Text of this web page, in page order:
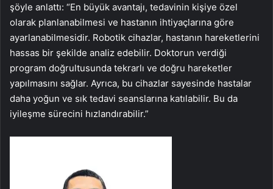
şöyle anlattı: “En büyük avantajı, tedavinin kişiye özel
olarak planlanabilmesi ve hastanın ihtiyaçlarına göre
ayarlanabilmesidir. Robotik cihazlar, hastanın hareketlerini
hassas bir şekilde analiz edebilir. Doktorun verdiği
program doğrultusunda tekrarlı ve doğru hareketler
yapılmasını sağlar. Ayrıca, bu cihazlar sayesinde hastalar
daha yoğun ve sık tedavi seanslarına katılabilir. Bu da
iyileşme sürecini hızlandırabilir.”